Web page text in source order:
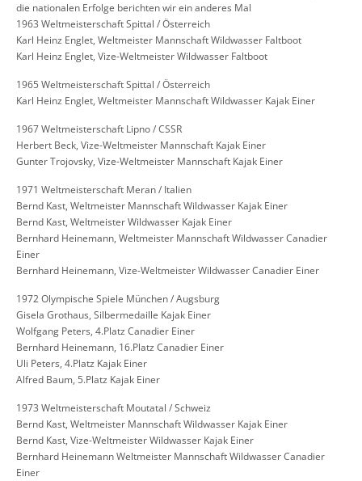
die nationalen Erfolge berichten wir ein anderes Mal
1963 Weltmeisterschaft Spittal / Österreich
Karl Heinz Englet, Weltmeister Mannschaft Wildwasser Faltboot
Karl Heinz Englet, Vize-Weltmeister Wildwasser Faltboot
1965 Weltmeisterschaft Spittal / Österreich
Karl Heinz Englet, Weltmeister Mannschaft Wildwasser Kajak Einer
1967 Weltmeisterschaft Lipno / CSSR
Herbert Beck, Vize-Weltmeister Mannschaft Kajak Einer
Gunter Trojovsky, Vize-Weltmeister Mannschaft Kajak Einer
1971 Weltmeisterschaft Meran / Italien
Bernd Kast, Weltmeister Mannschaft Wildwasser Kajak Einer
Bernd Kast, Weltmeister Wildwasser Kajak Einer
Bernhard Heinemann, Weltmeister Mannschaft Wildwasser Canadier
Einer
Bernhard Heinemann, Vize-Weltmeister Wildwasser Canadier Einer
1972 Olympische Spiele München / Augsburg
Gisela Grothaus, Silbermedaille Kajak Einer
Wolfgang Peters, 4.Platz Canadier Einer
Bernhard Heinemann, 16.Platz Canadier Einer
Uli Peters, 4.Platz Kajak Einer
Alfred Baum, 5.Platz Kajak Einer
1973 Weltmeisterschaft Moutatal / Schweiz
Bernd Kast, Weltmeister Mannschaft Wildwasser Kajak Einer
Bernd Kast, Vize-Weltmeister Wildwasser Kajak Einer
Bernhard Heinemann Weltmeister Mannschaft Wildwasser Canadier
Einer